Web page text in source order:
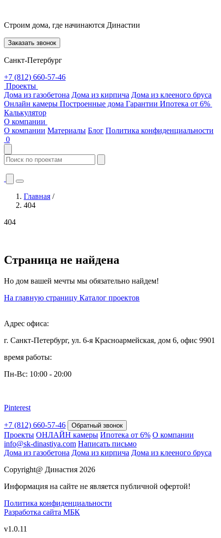
Строим дома, где начинаются Династии
Заказать звонок
Санкт-Петербург
+7 (812) 660-57-46
Проекты
Дома из газобетона Дома из кирпича Дома из клееного бруса
Онлайн камеры Построенные дома Гарантии Ипотека от 6%
Калькулятор
О компании
О компании Материалы Блог Политика конфиденциальности
0
Главная /
404
404
Страница не найдена
Но дом вашей мечты мы обязательно найдем!
На главную страницу Каталог проектов
Адрес офиса:
г. Санкт-Петербург, ул. 6-я Красноармейская, дом 6, офис 9901
время работы:
Пн-Вс: 10:00 - 20:00
Pinterest
+7 (812) 660-57-46 Обратный звонок
Проекты ОНЛАЙН камеры Ипотека от 6% О компании
info@sk-dinastiya.com Написать письмо
Дома из газобетона Дома из кирпича Дома из клееного бруса
Copyright@ Династия 2026
Информация на сайте не является публичной офертой!
Политика конфиденциальности
Разработка сайта МБК
v1.0.11